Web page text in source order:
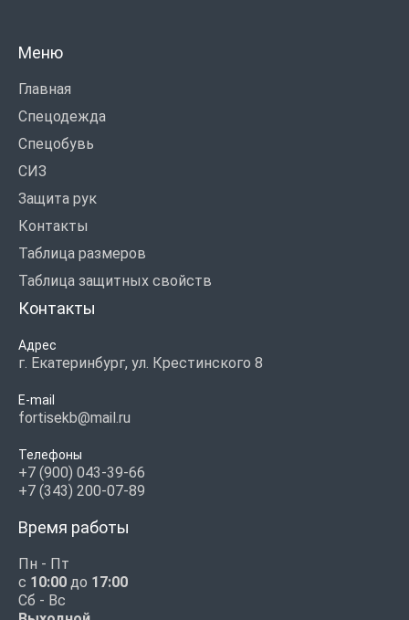
Меню
Главная
Спецодежда
Спецобувь
СИЗ
Защита рук
Контакты
Таблица размеров
Таблица защитных свойств
Контакты
Адрес
г. Екатеринбург, ул. Крестинского 8
E-mail
fortisekb@mail.ru
Телефоны
+7 (900) 043-39-66
+7 (343) 200-07-89
Время работы
Пн - Пт
с 10:00 до 17:00
Сб - Вс